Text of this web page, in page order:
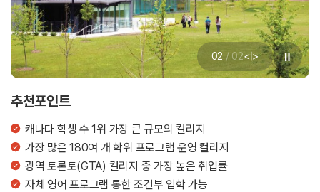
02 / 02<| >
추천포인트
캐나다 학생 수 1위 가장 큰 규모의 컬리지
가장 많은 180여 개 학위 프로그램 운영 컬리지
광역 토론토(GTA) 컬리지 중 가장 높은 취업률
자체 영어 프로그램 통한 조건부 입학 가능